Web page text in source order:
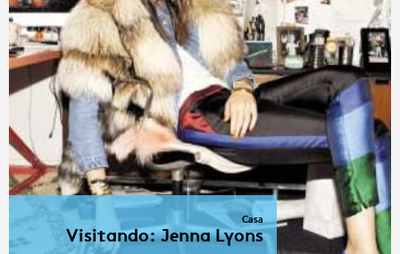
Casa
Visitando: Jenna Lyons